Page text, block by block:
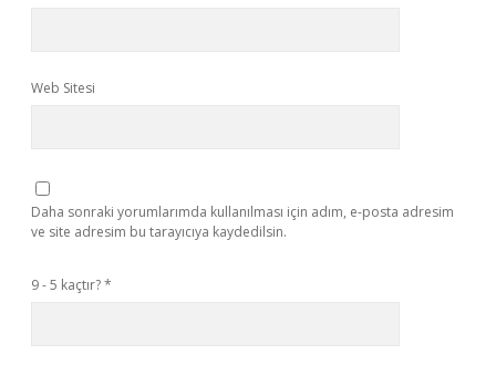
Web Sitesi
Daha sonraki yorumlarımda kullanılması için adım, e-posta adresim
ve site adresim bu tarayıcıya kaydedilsin.
9 - 5 kaçtır?*